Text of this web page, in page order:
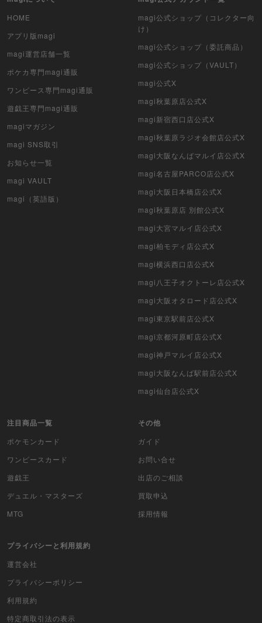
ポケカ（未開封パック）
遊戯王（未開封パック）
デュエル・マスターズ
マジック：ザ・ギャザリング
クリプトスペルズ
遊戯王初期
カードファイト!! ヴァンガード
WIXOSS
WCCF
ムシキング
スポーツ
アイカツ
HOME
アプリ版magi
magi運営店舗一覧
ポケカ専門magi通販
ワンピース専門magi通販
遊戯王専門magi通販
magiマガジン
magi SNS取引
お知らせ一覧
magi VAULT
magi（英語版）
magi公式ショップ（コレクター向
け）
magi公式ショップ（委託商品）
magi公式ショップ（VAULT）
magi公式X
magi秋葉原店公式X
magi新宿西口店公式X
magi秋葉原ラジオ会館店公式X
magi大阪なんばマルイ店公式X
magi名古屋PARCO店公式X
magi大阪日本橋店公式X
magi秋葉原店 別館公式X
magi大宮マルイ店公式X
magi柏モディ店公式X
magi横浜西口店公式X
magi八王子オクトーレ店公式X
magi大阪オタロード店公式X
magi東京駅前店公式X
magi京都河原町店公式X
magi神戸マルイ店公式X
magi大阪なんば駅前店公式X
magi仙台店公式X
注目商品一覧
ポケモンカード
ワンピースカード
遊戯王
デュエル・マスターズ
MTG
その他
ガイド
お問い合せ
出店のご相談
買取申込
採用情報
プライバシーと利用規約
運営会社
プライバシーポリシー
利用規約
特定商取引法の表示